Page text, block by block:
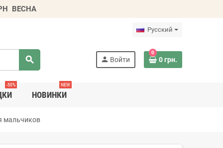
ВЕСНА
Русский
search person Войти
0
0 грн.
-50%
НОВИНКИ
NEW
мальчиков